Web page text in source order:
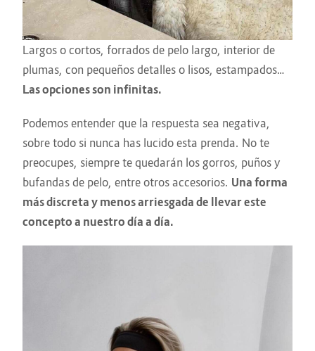
Largos o cortos, forrados de pelo largo, interior de
plumas, con pequeños detalles o lisos, estampados…
Las opciones son infinitas.
Podemos entender que la respuesta sea negativa,
sobre todo si nunca has lucido esta prenda. No te
preocupes, siempre te quedarán los gorros, puños y
bufandas de pelo, entre otros accesorios. Una forma
más discreta y menos arriesgada de llevar este
concepto a nuestro día a día.